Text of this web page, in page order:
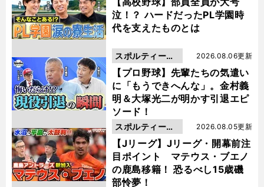
泣！？ ハードだったPL学園時
代を支えたものとは
【プロ野球】先輩たちの気遣い
に「もうできへんな」。金村義
明＆大塚光二が明かす引退エピ
ソード！
2026.08.06更新
スポルティーバ
動画
【Jリーグ】Jリーグ・開幕前注
目ポイント マテウス・ブエノ
の鹿島移籍！ 恐るべし15歳磯
部怜夢！
2026.08.05更新
スポルティーバ
動画